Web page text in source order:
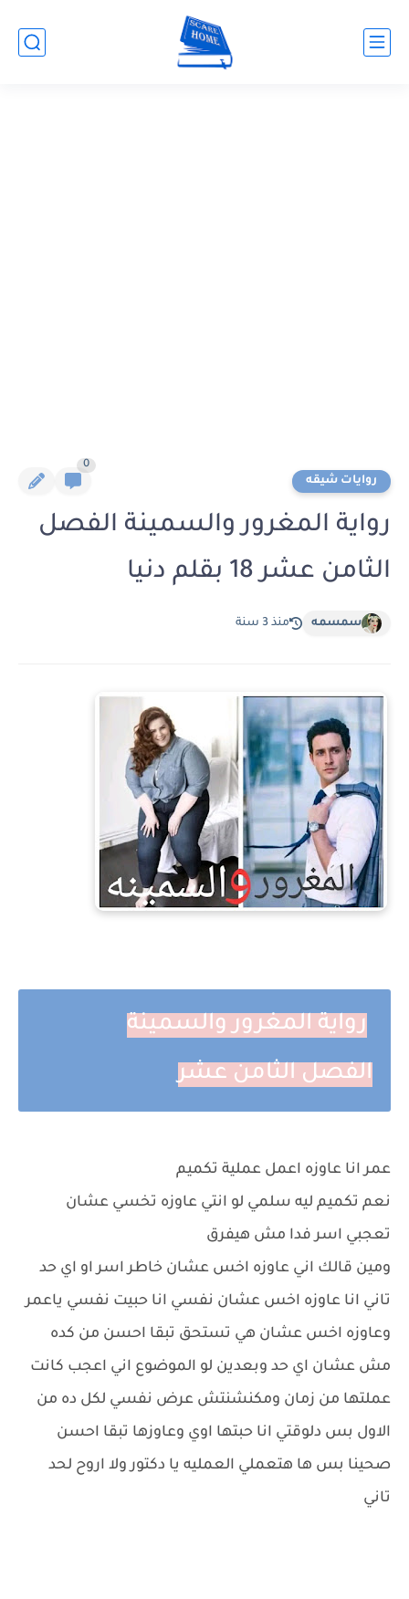
روايات شيقه
0
رواية المغرور والسمينة الفصل
الثامن عشر 18 بقلم دنيا
سمسمه منذ 3 سنة
رواية المغرور والسمينة
الفصل الثامن عشر
عمر انا عاوزه اعمل عملية تكميم
نعم تكميم ليه سلمي لو انتي عاوزه تخسي عشان
تعجبي اسر فدا مش هيفرق
ومين قالك اني عاوزه اخس عشان خاطر اسر او اي حد
تاني انا عاوزه اخس عشان نفسي انا حبيت نفسي ياعمر
وعاوزه اخس عشان هي تستحق تبقا احسن من كده
مش عشان اي حد وبعدين لو الموضوع اني اعجب كانت
عملتها من زمان ومكنشنتش عرض نفسي لكل ده من
الاول بس دلوقتي انا حبتها اوي وعاوزها تبقا احسن
صحينا بس ها هتعملي العمليه يا دكتور ولا اروح لحد
تاني